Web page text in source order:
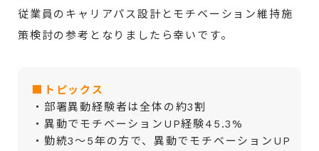
従業員のキャリアパス設計とモチベーション維持施
策検討の参考となりましたら幸いです。
■トピックス
・部署異動経験者は全体の約3割
・異動でモチベーションUP経験45.3%
・勤続3～5年の方で、異動でモチベーションUP